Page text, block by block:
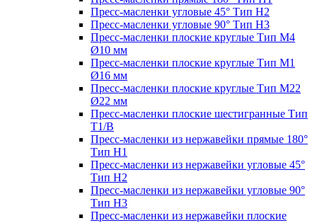
Пресс-масленки угловые 45° Тип H2
Пресс-масленки угловые 90° Тип H3
Пресс-масленки плоские круглые Тип M4
Ø10 мм
Пресс-масленки плоские круглые Тип M1
Ø16 мм
Пресс-масленки плоские круглые Тип M22
Ø22 мм
Пресс-масленки плоские шестигранные Тип
T1/B
Пресс-масленки из нержавейки прямые 180°
Тип H1
Пресс-масленки из нержавейки угловые 45°
Тип H2
Пресс-масленки из нержавейки угловые 90°
Тип H3
Пресс-масленки из нержавейки плоские